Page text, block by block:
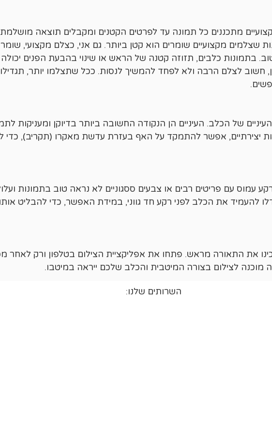
מתכננים כל תמונה עד לפרטים הקטנים ומקבלים תוצאה
שצלמים מקצועיים שומרים הוא קטן ביותר. גם אני, כצלם מקצועי,
בתמונות כלבים, תזוזה קטנה של הראש או שינוי בהבעת הפנים
חשוב לצלם הרבה ולא לפחד להמשיך לנסות. ככל שתצלמו יותר,
של הכלב. העיניים הן הנקודה החשובה ביותר בדיוקן ומעניקות
יצירתיים, אפשר להתמקד על האף בעזרת עדשת מאקרו (תקריב), כדי
עמוס עם פריטים רבים או צבעים ססגוניים לא נראה טוב בתמונות
את הכלב לפני רקע חד גווני, במידת האפשר, כדי להבליט אותו
את התאורה מראש. פתחו את אפליקציית הצילום בטלפון ורק לאחר
מוכנה לצילום בצורה המיטבית והכלב שלכם ייראה במיטבו.
השרותים שלנו: